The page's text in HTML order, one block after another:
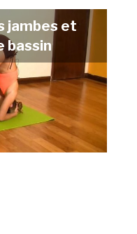
jambes et
bassin